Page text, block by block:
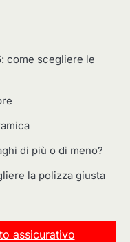
come scegliere le
di più o di meno?
la polizza giusta
assicurativo